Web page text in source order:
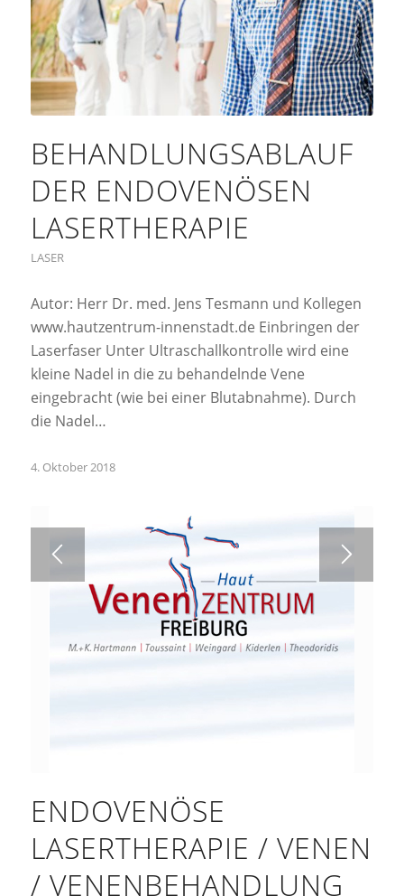
BEHANDLUNGSABLAUF
DER ENDOVENÖSEN
LASERTHERAPIE
LASER
Autor: Herr Dr. med. Jens Tesmann und Kollegen
www.hautzentrum-innenstadt.de Einbringen der
Laserfaser Unter Ultraschallkontrolle wird eine
kleine Nadel in die zu behandelnde Vene
eingebracht (wie bei einer Blutabnahme). Durch
die Nadel…
4. Oktober 2018
ENDOVENÖSE
LASERTHERAPIE / VENEN
/ VENENBEHANDLUNG